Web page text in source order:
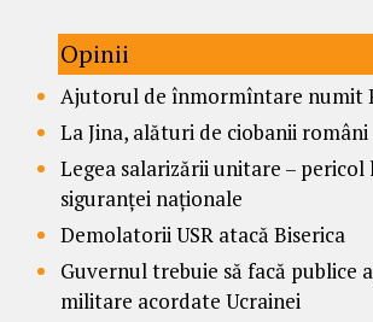
Opinii
Ajutorul de înmormîntare numit
La Jina, alături de ciobanii români
Legea salarizării unitare – pericol
siguranței naționale
Demolatorii USR atacă Biserica
Guvernul trebuie să facă publice
militare acordate Ucrainei